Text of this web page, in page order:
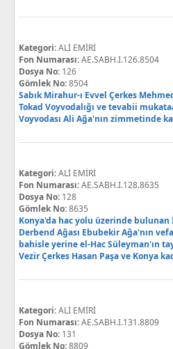
Kategori:ALİ EMİRİ
Fon Numarası:AE.SABH.I.126.8504
Dosya No: 126
Gömlek No:8504
Sabık Mirahur-ı Evvel Çerkes
Tokad Voyvodalığı ve tevabii
Voyvodası Ali Ağa'nın zimmetinde
Kategori:ALİ EMİRİ
Fon Numarası:AE.SABH.I.128.8635
Dosya No: 128
Gömlek No:8635
Konya'da hac yolu üzerinde
Derbend Ağası Ebubekir Ağa'nın
bahisle yerine el-Hac Süleyman'ın
Vezir Çerkes Hasan Paşa ve Konya
Kategori:ALİ EMİRİ
Fon Numarası:AE.SABH.I.131.8809
Dosya No: 131
Gömlek No:8809